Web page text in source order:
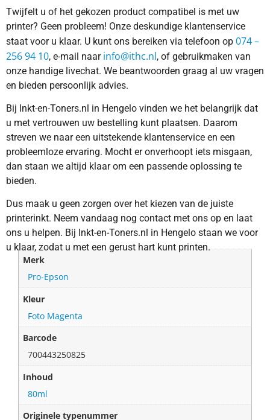
Twijfelt u of het gekozen product compatibel is met uw
printer? Geen probleem! Onze deskundige klantenservice
staat voor u klaar. U kunt ons bereiken via telefoon op 074 –
256 94 10, e-mail naar info@ithc.nl, of gebruikmaken van
onze handige livechat. We beantwoorden graag al uw vragen
en bieden persoonlijk advies.
Bij Inkt-en-Toners.nl in Hengelo vinden we het belangrijk dat
u met vertrouwen uw bestelling kunt plaatsen. Daarom
streven we naar een uitstekende klantenservice en een
probleemloze ervaring. Mocht er onverhoopt iets misgaan,
dan staan we altijd klaar om een passende oplossing te
bieden.
Dus maak u geen zorgen over het kiezen van de juiste
printerinkt. Neem vandaag nog contact met ons op en laat
ons u helpen. Bij Inkt-en-Toners.nl in Hengelo staan we voor
u klaar, zodat u met een gerust hart kunt printen.
Merk
Pro-Epson
Kleur
Foto Magenta
Barcode
700443250825
Inhoud
80ml
Originele typenummer